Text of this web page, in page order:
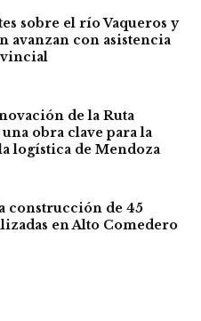
sobre el río Vaqueros y
avanzan con asistencia
de la Ruta
obra clave para la
logística de Mendoza
construcción de 45
en Alto Comedero